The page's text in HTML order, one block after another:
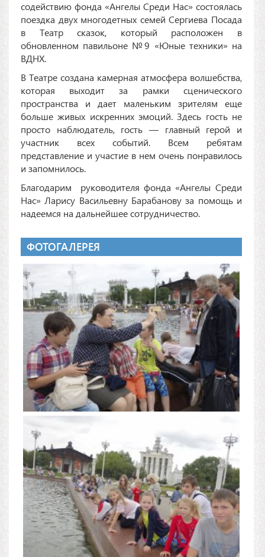
содействию фонда «Ангелы Среди Нас» состоялась
поездка двух многодетных семей Сергиева Посада
в Театр сказок, который расположен в
обновленном павильоне №9 «Юные техники» на
ВДНХ.
В Театре создана камерная атмосфера волшебства,
которая выходит за рамки сценического
пространства и дает маленьким зрителям еще
больше живых искренних эмоций. Здесь гость не
просто наблюдатель, гость — главный герой и
участник всех событий. Всем ребятам
представление и участие в нем очень понравилось
и запомнилось.
Благодарим руководителя фонда «Ангелы Среди
Нас» Ларису Васильевну Барабанову за помощь и
надеемся на дальнейшее сотрудничество.
ФОТОГАЛЕРЕЯ